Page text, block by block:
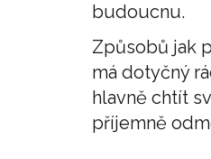
budoucnu.
Způsobů jak
má dotyčný
hlavně chtít
příjemně